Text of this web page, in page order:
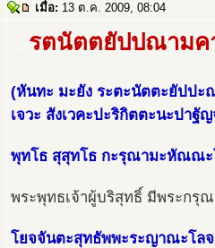
เมื่อ: 13 ต.ค. 2009, 08:04
รตนัตตยัปปณามค
(หันทะ มะยัง ระตะนัตตะยัปปะ
เจวะ สังเวคะปะริกิตตะนะปาฐั
พุทโธ สุสุทโธ กะรุณามะหัณณะ
พระพุทธเจ้าผู้บริสุทธิ์ มีพระกรุ
โยจจันตะสุทธัพพะระญาณะโล